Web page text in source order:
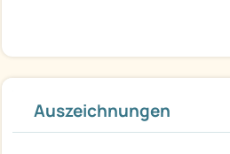
Auszeichnungen